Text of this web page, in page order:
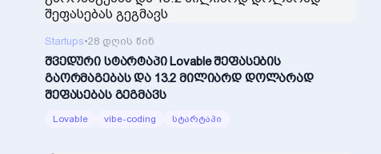
Startups•28 დღის წინ
შვედური სტარტაპი Lovable შეფასების
გაორმაგებას და 13.2 მილიარდ დოლარად
შეფასებას გეგმავს
Lovable vibe-coding სტარტაპი